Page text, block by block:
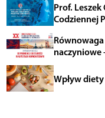
Prof. Leszek
Codziennej
naczyniowe
Wpływ